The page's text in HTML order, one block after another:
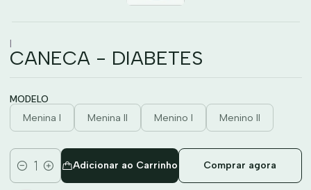
|
CANECA - DIABETES
MODELO
Menina I Menina II Menino I Menino II
Quantidade
Adicionar ao Carrinho Comprar agora